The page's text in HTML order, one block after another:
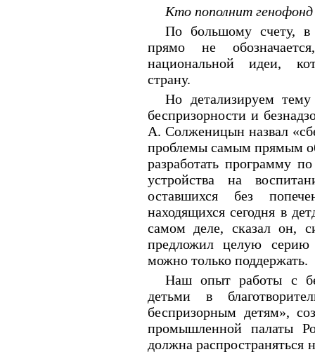
Кто пополнит генофонд
По большому счету, в
прямо не
национальной идеи,
страну.
Но детализируем
беспризорности и
А. Солженицын назвал
проблемы самым прямым
разработать программу
устройства на
оставшихся без
находящихся сегодня в
самом деле, сказал он,
предложил целую
можно только поддержать.
Наш опыт работы с
детьми в
беспризорным детям»,
промышленной палаты
должна распространяться